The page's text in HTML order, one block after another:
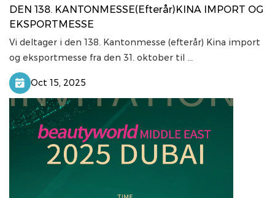
DEN 138. KANTONMESSE(Efterår)KINA IMPORT OG
EKSPORTMESSE
Vi deltager i den 138. Kantonmesse (efterår) Kina import
og eksportmesse fra den 31. oktober til ...
Oct 15, 2025